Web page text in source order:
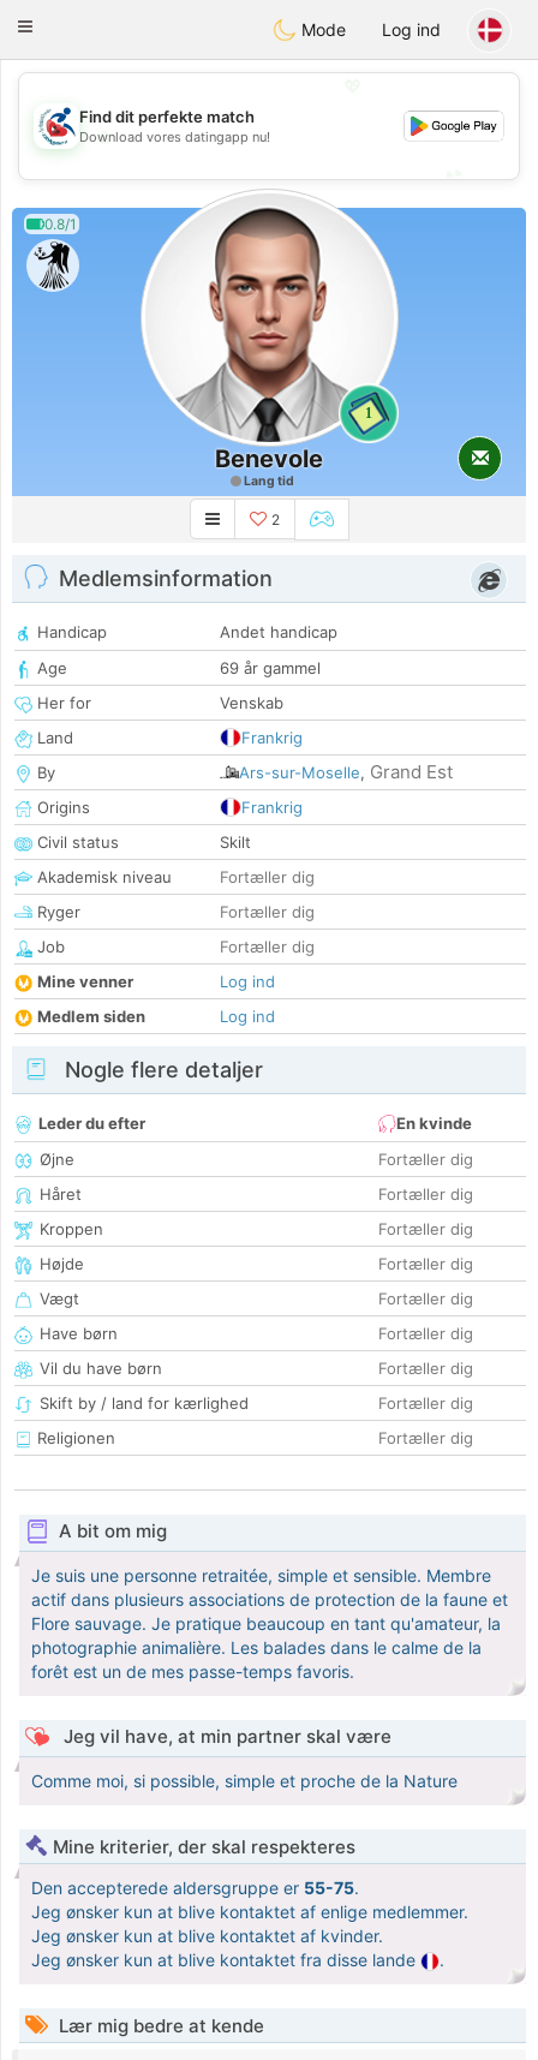
Handi Space
Toggle
Mode Log ind
💖
💕
Find dit perfekte match
Download vores datingapp nu!
0.8/1
1
Benevole
Lang tid
2
Medlemsinformation
Handicap
Andet handicap
Age
69 år gammel
Her for
Venskab
Land
Frankrig
By
Ars-sur-Moselle, Grand Est
Origins
Frankrig
Civil status
Skilt
Akademisk niveau
Fortæller dig
Ryger
Fortæller dig
Job
Fortæller dig
Mine venner
Log ind
Medlem siden
Log ind
Nogle flere detaljer
Leder du efter
En kvinde
Øjne
Fortæller dig
Håret
Fortæller dig
Kroppen
Fortæller dig
Højde
Fortæller dig
Vægt
Fortæller dig
Have børn
Fortæller dig
Vil du have børn
Fortæller dig
Skift by / land for kærlighed
Fortæller dig
Religionen
Fortæller dig
A bit om mig
Je suis une personne retraitée, simple et sensible. Membre
actif dans plusieurs associations de protection de la faune et
Flore sauvage. Je pratique beaucoup en tant qu'amateur, la
photographie animalière. Les balades dans le calme de la
forêt est un de mes passe-temps favoris.
Jeg vil have, at min partner skal være
Comme moi, si possible, simple et proche de la Nature
Mine kriterier, der skal respekteres
Den accepterede aldersgruppe er 55-75.
Jeg ønsker kun at blive kontaktet af enlige medlemmer.
Jeg ønsker kun at blive kontaktet af kvinder.
Jeg ønsker kun at blive kontaktet fra disse lande
.
Lær mig bedre at kende